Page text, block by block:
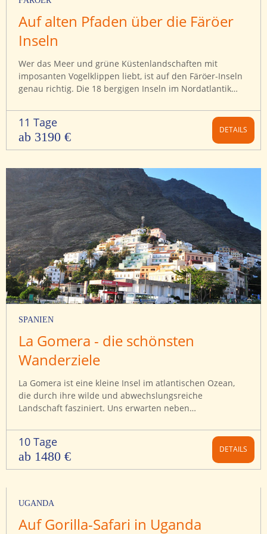
Auf alten Pfaden über die Färöer
Inseln
Wer das Meer und grüne Küstenlandschaften mit
imposanten Vogelklippen liebt, ist auf den Färöer-Inseln
genau richtig. Die 18 bergigen Inseln im Nordatlantik
Wanderfreunde.
11 Tage
ab 3190 € DETAILS
SPANIEN
La Gomera - die schönsten
Wanderziele
La Gomera ist eine kleine Insel im atlantischen Ozean,
die durch ihre wilde und abwechslungsreiche
Landschaft fasziniert. Uns erwarten neben
Vom Herzstück der Insel ausgehend, dem von der
UNESCO zum Welterbe der Menschheit erklärten
Silberlorbeerwald, erstrecken sich tief eingeschnittene
Schluchten und Täler bis ins Meer.
10 Tage
ab 1480 € DETAILS
UGANDA
Auf Gorilla-Safari in Uganda